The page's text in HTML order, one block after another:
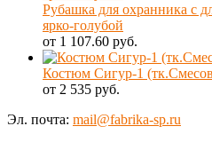
Рубашка для охранника с
ярко-голубой
от 1 107.60 руб.
Костюм Сигур-1
от 2 535 руб.
Эл. почта: mail@fabrika-sp.ru